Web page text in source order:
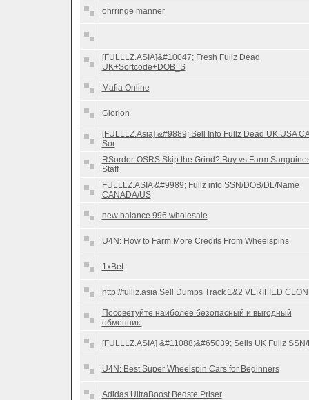
ohrringe manner
[FULLLZ.ASIA]&#10047; Fresh Fullz Dead
UK+Sortcode+DOB_S
Mafia Online
Glorion
[FULLLZ.Asia] &#9889; Sell Info Fullz Dead UK USA
Sor
RSorder-OSRS Skip the Grind? Buy vs Farm
Staff
FULLLZ.ASIA &#9989; Fullz info SSN/DOB/DL/Name
CANADA/US
new balance 996 wholesale
U4N: How to Farm More Credits From Wheelspins
1xBet
http://fulllz.asia Sell Dumps Track 1&2 VERIFIED
Посоветуйте наиболее безопасный и выгодный
обменник.
[FULLLZ.ASIA] &#11088;&#65039; Sells UK Fullz SSN/
U4N: Best Super Wheelspin Cars for Beginners
Adidas UltraBoost Bedste Priser